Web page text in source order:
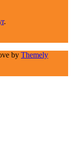
.
by Themely